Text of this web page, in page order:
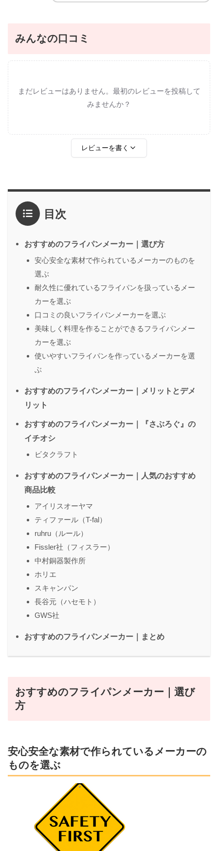
みんなの口コミ
まだレビューはありません。最初のレビューを投稿して
みませんか？
レビューを書く
4点
3点
2点
1点
感想 *
送信する
目次
おすすめのフライパンメーカー｜選び方
安心安全な素材で作られているメーカーのものを
選ぶ
耐久性に優れているフライパンを扱っているメー
カーを選ぶ
口コミの良いフライパンメーカーを選ぶ
美味しく料理を作ることができるフライパンメー
カーを選ぶ
使いやすいフライパンを作っているメーカーを選
ぶ
おすすめのフライパンメーカー｜メリットとデメ
リット
おすすめのフライパンメーカー｜『さぶろぐ』の
イチオシ
ビタクラフト
おすすめのフライパンメーカー｜人気のおすすめ
商品比較
アイリスオーヤマ
ティファール（T-fal）
ruhru（ルール）
Fissler社（フィスラー）
中村銅器製作所
ホリエ
スキャンパン
長谷元（ハセモト）
GWS社
おすすめのフライパンメーカー｜まとめ
おすすめのフライパンメーカー｜選び
方
安心安全な素材で作られているメーカーの
ものを選ぶ